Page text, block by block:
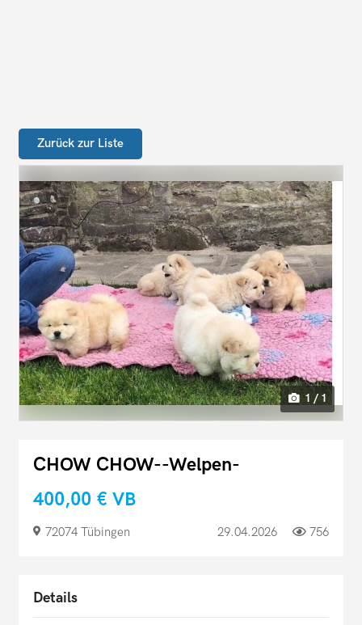
Zurück zur Liste
1 / 1
CHOW CHOW--Welpen-
400,00 € VB
72074 Tübingen 29.04.2026 756
Details